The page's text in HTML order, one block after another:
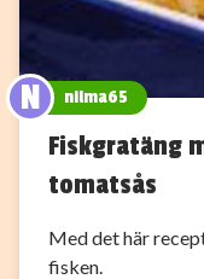
N nilma65
Fiskgratäng
tomatsås
Med det här
fisken.